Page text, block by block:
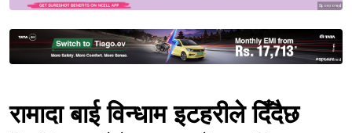
Sponsored
Sponsored
रामादा बाई विन्धाम इटहरीले दिँदैछ